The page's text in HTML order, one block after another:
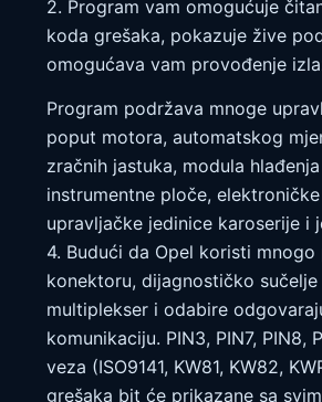
2. Program vam omogućuje
koda grešaka, pokazuje žive
omogućava vam provođenje
Program podržava mnoge
poput motora, automatskog
zračnih jastuka, modula
instrumentne ploče,
upravljačke jedinice karoserije i
4. Budući da Opel koristi mnogo
konektoru, dijagnostičko
multiplekser i odabire
komunikaciju. PIN3, PIN7, PIN8,
veza (ISO9141, KW81, KW82,
grešaka bit će prikazane sa